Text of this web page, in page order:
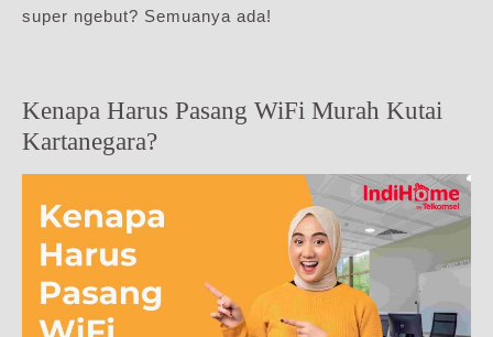
super ngebut? Semuanya ada!
Kenapa Harus Pasang WiFi Murah Kutai
Kartanegara?